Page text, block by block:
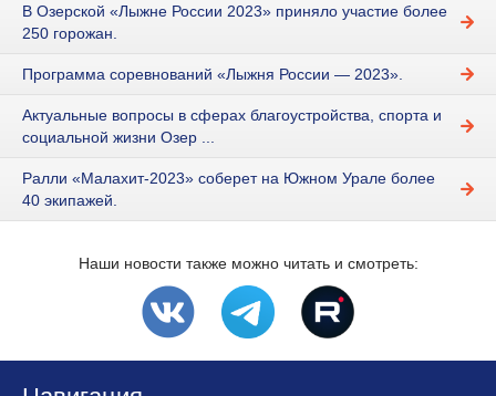
В Озерской «Лыжне России 2023» приняло участие более
250 горожан.
Программа соревнований «Лыжня России — 2023».
Актуальные вопросы в сферах благоустройства, спорта и
социальной жизни Озер ...
Ралли «Малахит-2023» соберет на Южном Урале более
40 экипажей.
Наши новости также можно читать и смотреть: